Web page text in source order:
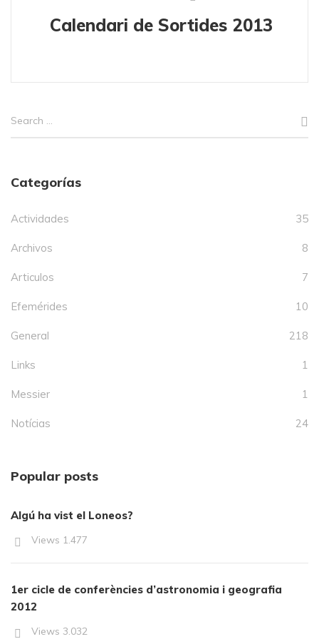
Calendari de Sortides 2013
Categorías
Actividades 35
Archivos 8
Articulos 7
Efemérides 10
General 218
Links 1
Messier 1
Notícias 24
Popular posts
Algú ha vist el Loneos?
Views 1.477
1er cicle de conferències d’astronomia i geografia
2012
Views 3.032